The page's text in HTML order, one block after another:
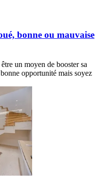
bonne ou mauvaise
un moyen de booster sa
opportunité mais soyez